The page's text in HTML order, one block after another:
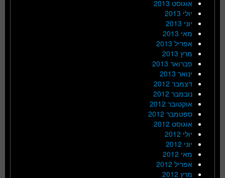
אוגוסט 2013
יולי 2013
יוני 2013
מאי 2013
אפריל 2013
מרץ 2013
פברואר 2013
ינואר 2013
דצמבר 2012
נובמבר 2012
אוקטובר 2012
ספטמבר 2012
אוגוסט 2012
יולי 2012
יוני 2012
מאי 2012
אפריל 2012
מרץ 2012